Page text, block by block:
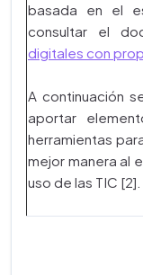
basada en el
consultar el
digitales con
A continuación
aportar
herramientas
mejor manera al
uso de las TIC [2].